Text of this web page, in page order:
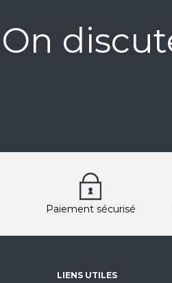
On
Paiement sécurisé
LIENS UTILES